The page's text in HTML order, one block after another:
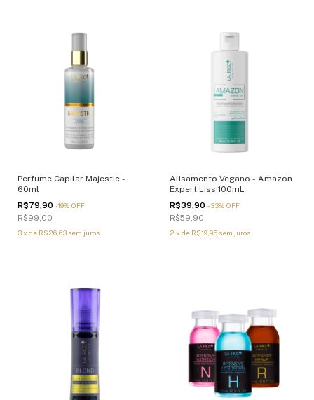
Perfume Capilar Majestic -
60ml
R$79,90 -19% OFF
R$99,00
3x de R$26,63 sem juros
Alisamento Vegano - Amazon
Expert Liss 100mL
R$39,90 -33% OFF
R$59,90
2 x de R$19,95 sem juros